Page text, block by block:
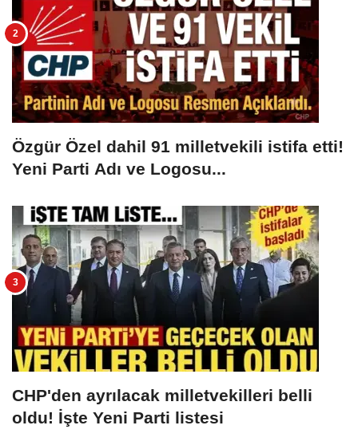
Özgür Özel dahil 91 milletvekili istifa etti!
Yeni Parti Adı ve Logosu...
CHP'den ayrılacak milletvekilleri belli
oldu! İşte Yeni Parti listesi